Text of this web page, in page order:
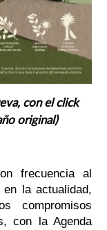
con el click
original)
frecuencia al
la actualidad,
compromisos
con la Agenda